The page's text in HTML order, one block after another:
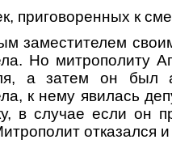
приговоренных к
заместителем
Но митрополиту
а затем он был
к нему явилась
в случае если он
отказался